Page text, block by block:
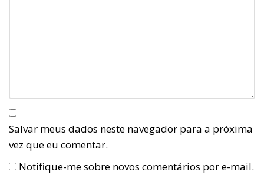
Salvar meus dados neste navegador para a próxima
vez que eu comentar.
Notifique-me sobre novos comentários por e-mail.